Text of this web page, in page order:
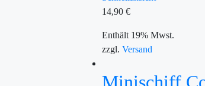
14,90 €
Enthält 19% Mwst.
zzgl. Versand